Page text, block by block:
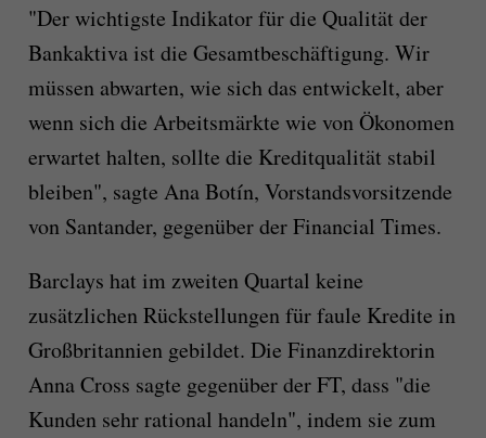
"Der wichtigste Indikator für die Qualität der
Bankaktiva ist die Gesamtbeschäftigung. Wir
müssen abwarten, wie sich das entwickelt, aber
wenn sich die Arbeitsmärkte wie von Ökonomen
erwartet halten, sollte die Kreditqualität stabil
bleiben", sagte Ana Botín, Vorstandsvorsitzende
von Santander, gegenüber der Financial Times.
Barclays hat im zweiten Quartal keine
zusätzlichen Rückstellungen für faule Kredite in
Großbritannien gebildet. Die Finanzdirektorin
Anna Cross sagte gegenüber der FT, dass "die
Kunden sehr rational handeln", indem sie zum